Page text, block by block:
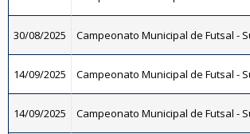
30/08/2025 Campeonato Municipal de Futsal -
14/09/2025 Campeonato Municipal de Futsal -
14/09/2025 Campeonato Municipal de Futsal -